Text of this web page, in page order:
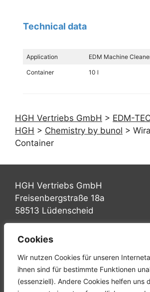
Cookies
Wir nutzen Cookies für unseren
ihnen sind für bestimmte Funktionen
(essenziell). Andere Cookies helfen uns
Technical data
Application EDM Machine
Container 10 l
HGH Vertriebs GmbH > EDM-
HGH > Chemistry by bunol >
Container
HGH Vertriebs GmbH
Freisenbergstraße 18a
58513 Lüdenscheid
Tel.: +49 (0) 2351 947570
Mail: info@hgh-luedenscheid.de